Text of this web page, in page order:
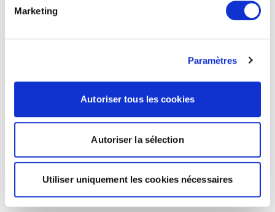
Marketing
Paramètres
Autoriser tous les cookies
Autoriser la sélection
Utiliser uniquement les cookies nécessaires